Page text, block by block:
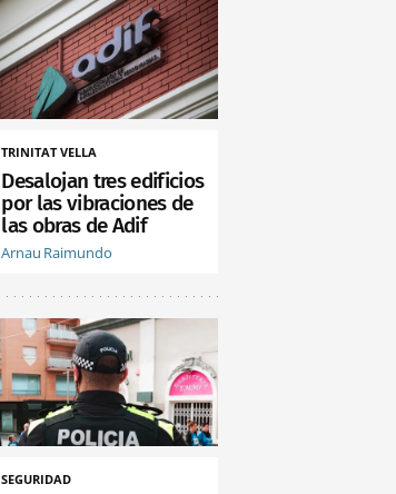
TRINITAT VELLA
Desalojan tres edificios
por las vibraciones de
las obras de Adif
Arnau Raimundo
SEGURIDAD